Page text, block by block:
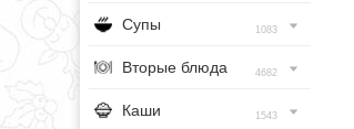
Супы 1083
Вторые блюда 4682
Каши 1543